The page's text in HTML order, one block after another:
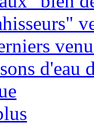
d'eau